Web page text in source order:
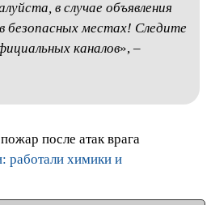
в случае объявления
безопасных местах! Следите
каналов», –
после атак врага
работали химики и